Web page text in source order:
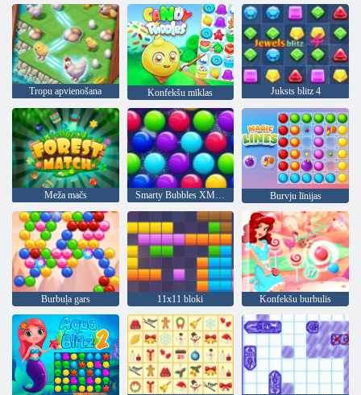
Tropu apvienošana Konfekšu mīklas Juksts blitz 4
Meža mačs Smarty Bubbles XMas Edition Burvju līnijas
Burbuļa gars 11x11 bloki Konfekšu burbulis